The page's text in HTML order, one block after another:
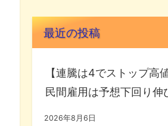
最近の投稿
【連騰は4でストップ高
民間雇用は予想下回り伸
2026年8月6日